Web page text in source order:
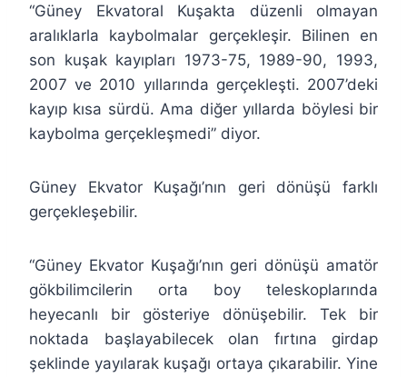
“Güney Ekvatoral Kuşakta düzenli olmayan
aralıklarla kaybolmalar gerçekleşir. Bilinen en
son kuşak kayıpları 1973-75, 1989-90, 1993,
2007 ve 2010 yıllarında gerçekleşti. 2007’deki
kayıp kısa sürdü. Ama diğer yıllarda böylesi bir
kaybolma gerçekleşmedi” diyor.
Güney Ekvator Kuşağı’nın geri dönüşü farklı
gerçekleşebilir.
“Güney Ekvator Kuşağı’nın geri dönüşü amatör
gökbilimcilerin orta boy teleskoplarında
heyecanlı bir gösteriye dönüşebilir. Tek bir
noktada başlayabilecek olan fırtına girdap
şeklinde yayılarak kuşağı ortaya çıkarabilir. Yine